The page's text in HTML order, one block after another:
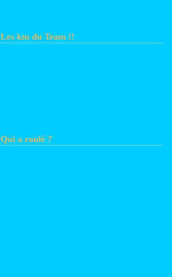
Les km du Team !!
Qui a roulé ?